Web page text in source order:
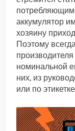
потребляющим
аккумулятор
хозяину
Поэтому
номинальной
них, из
или по